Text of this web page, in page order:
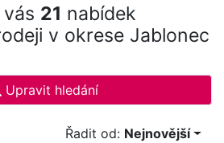
21 nabídek
v okrese Jablonec
Upravit hledání
Řadit od: Nejnovější